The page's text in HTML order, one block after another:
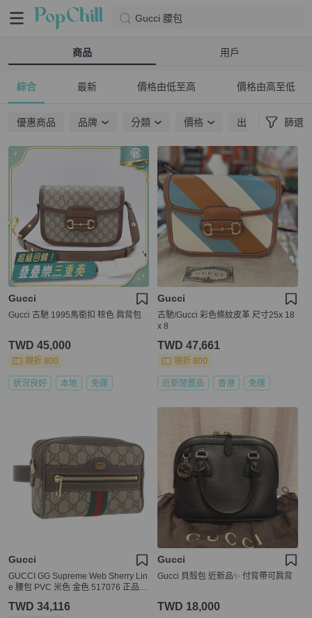
Gucci 腰包
商品 用戶
綜合 最新 價格由低至高 價格由高至低
優惠商品 品牌 分類 價格 出貨地點 篩選
Gucci
Gucci 古馳 1995馬銜扣 棕色 肩背包
TWD 45,000
現折 800
狀況良好 本地 免運
Gucci
古馳/Gucci 彩色條紋皮革 尺寸25x 18
x 8
TWD 47,661
現折 800
近新閒置品 香港 免運
Gucci
GUCCI GG Supreme Web Sherry Lin
e 腰包 PVC 米色 金色 517076 正品 1
TWD 34,116
Gucci
Gucci 貝殼包 近新品✨ 付背帶可肩背
TWD 18,000